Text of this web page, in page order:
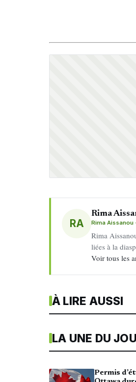
RA
Rima
Rima
Rima
liées à la
Voir tous les
À LIRE AUSSI
LA UNE DU
Permis